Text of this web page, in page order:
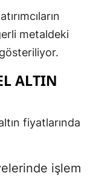
metaldeki
ALTIN
fiyatlarında
işlem